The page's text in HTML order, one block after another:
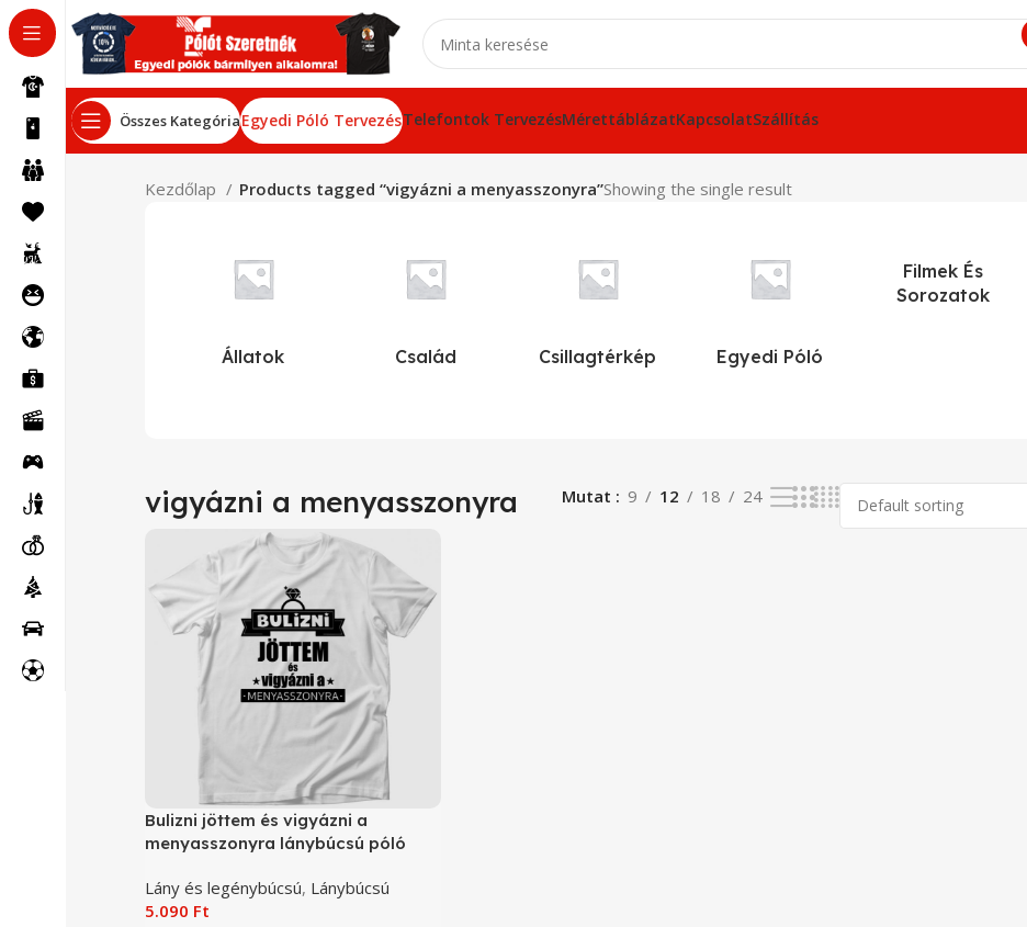
Összes KategóriaEgyedi Póló TervezésTelefontok TervezésMérettáblázatKapcsolatSzállítás
Kezdőlap Products tagged “vigyázni a menyasszonyra”Showing the single result
Állatok Család Csillagtérkép Egyedi Póló
Filmek És
Sorozatok
vigyázni a menyasszonyra Mutat 9 12 18 24
Bulizni jöttem és vigyázni a
menyasszonyra lánybúcsú póló
Lány és legénybúcsú, Lánybúcsú
5.090 Ft